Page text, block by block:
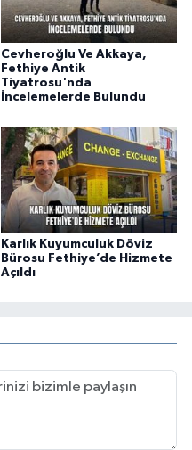
Cevheroğlu Ve Akkaya,
Fethiye Antik
Tiyatrosu'nda
İncelemelerde Bulundu
Karlık Kuyumculuk Döviz
Bürosu Fethiye’de Hizmete
Açıldı